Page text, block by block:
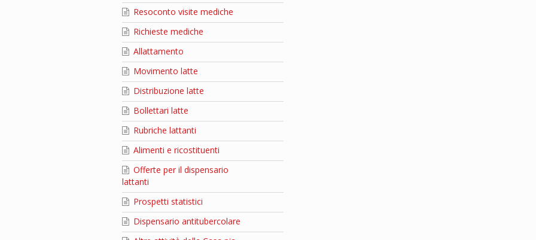
Resoconto visite mediche
Richieste mediche
Allattamento
Movimento latte
Distribuzione latte
Bollettari latte
Rubriche lattanti
Alimenti e ricostituenti
Offerte per il dispensario
lattanti
Prospetti statistici
Dispensario antitubercolare